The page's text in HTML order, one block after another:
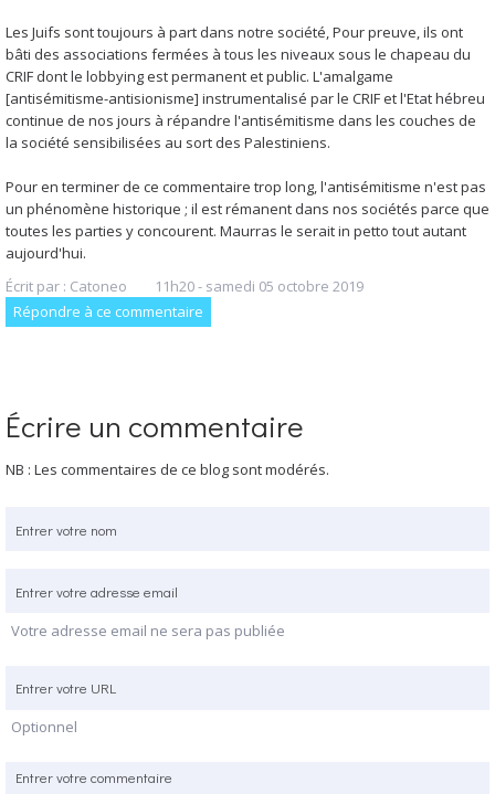
Les Juifs sont toujours à part dans notre société, Pour preuve, ils ont
bâti des associations fermées à tous les niveaux sous le chapeau du
CRIF dont le lobbying est permanent et public. L'amalgame
[antisémitisme-antisionisme] instrumentalisé par le CRIF et l'Etat hébreu
continue de nos jours à répandre l'antisémitisme dans les couches de
la société sensibilisées au sort des Palestiniens.
Pour en terminer de ce commentaire trop long, l'antisémitisme n'est pas
un phénomène historique ; il est rémanent dans nos sociétés parce que
toutes les parties y concourent. Maurras le serait in petto tout autant
aujourd'hui.
Écrit par : Catoneo 11h20- samedi 05 octobre 2019
Répondre à ce commentaire
Écrire un commentaire
NB : Les commentaires de ce blog sont modérés.
Votre adresse email ne sera pas publiée
Optionnel